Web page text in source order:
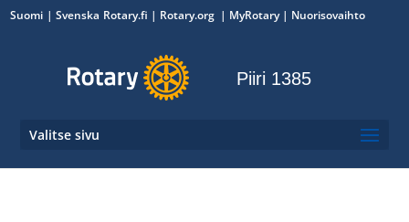
Suomi Svenska Rotary.fi | Rotary.org | MyRotary| Nuorisovaihto
Piiri 1385
Valitse sivu